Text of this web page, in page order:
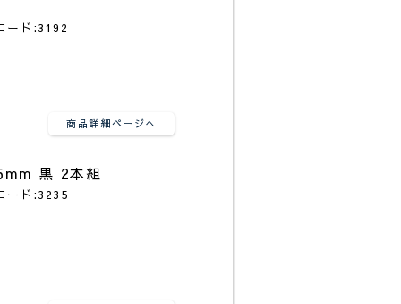
ード:3192
商品詳細ページへ
黒 2本組
ード:3235